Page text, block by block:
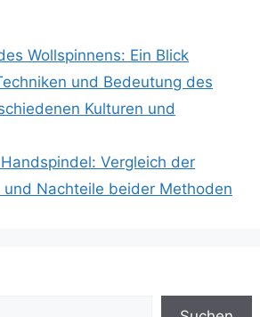
Wollspinnens: Ein Blick
und Bedeutung des
Kulturen und
Vergleich der
und Nachteile beider Methoden